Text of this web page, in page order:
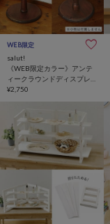
WEB限定
salut!
《WEB限定カラー》アンテ
ィークラウンドディスプレ
イラック
¥2,750